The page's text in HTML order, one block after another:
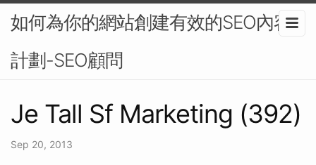
如何為你的網站創建有效的SEO內容
計劃-SEO顧問
Je Tall Sf Marketing (392)
Sep 20, 2013